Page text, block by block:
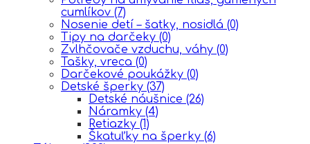
cumlíkov (7)
Nosenie detí – šatky, nosidlá (0)
Tipy na darčeky (0)
Zvlhčovače vzduchu, váhy (0)
Tašky, vreca (0)
Darčekové poukážky (0)
Detské šperky (37)
Detské náušnice (26)
Náramky (4)
Retiazky (1)
Škatuľky na šperky (6)